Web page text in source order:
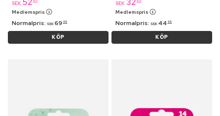
SEK
Medlemspris
Normalpris: SEK 69 95
KÖP
SEK
Medlemspris
Normalpris: SEK 44 95
KÖP